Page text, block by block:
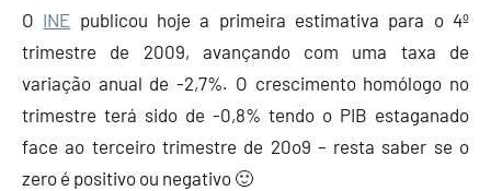
O INE publicou hoje a primeira estimativa para o 4º
trimestre de 2009, avançando com uma taxa de
variação anual de -2,7%. O crescimento homólogo no
trimestre terá sido de -0,8% tendo o PIB estaganado
face ao terceiro trimestre de 20o9 – resta saber se o
zero é positivo ou negativo 🙂